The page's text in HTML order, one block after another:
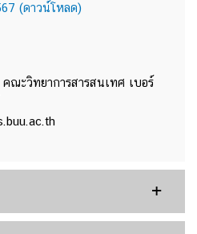
(ดาวน์โหลด)
ณะวิทยาการสารสนเทศ เบอร์